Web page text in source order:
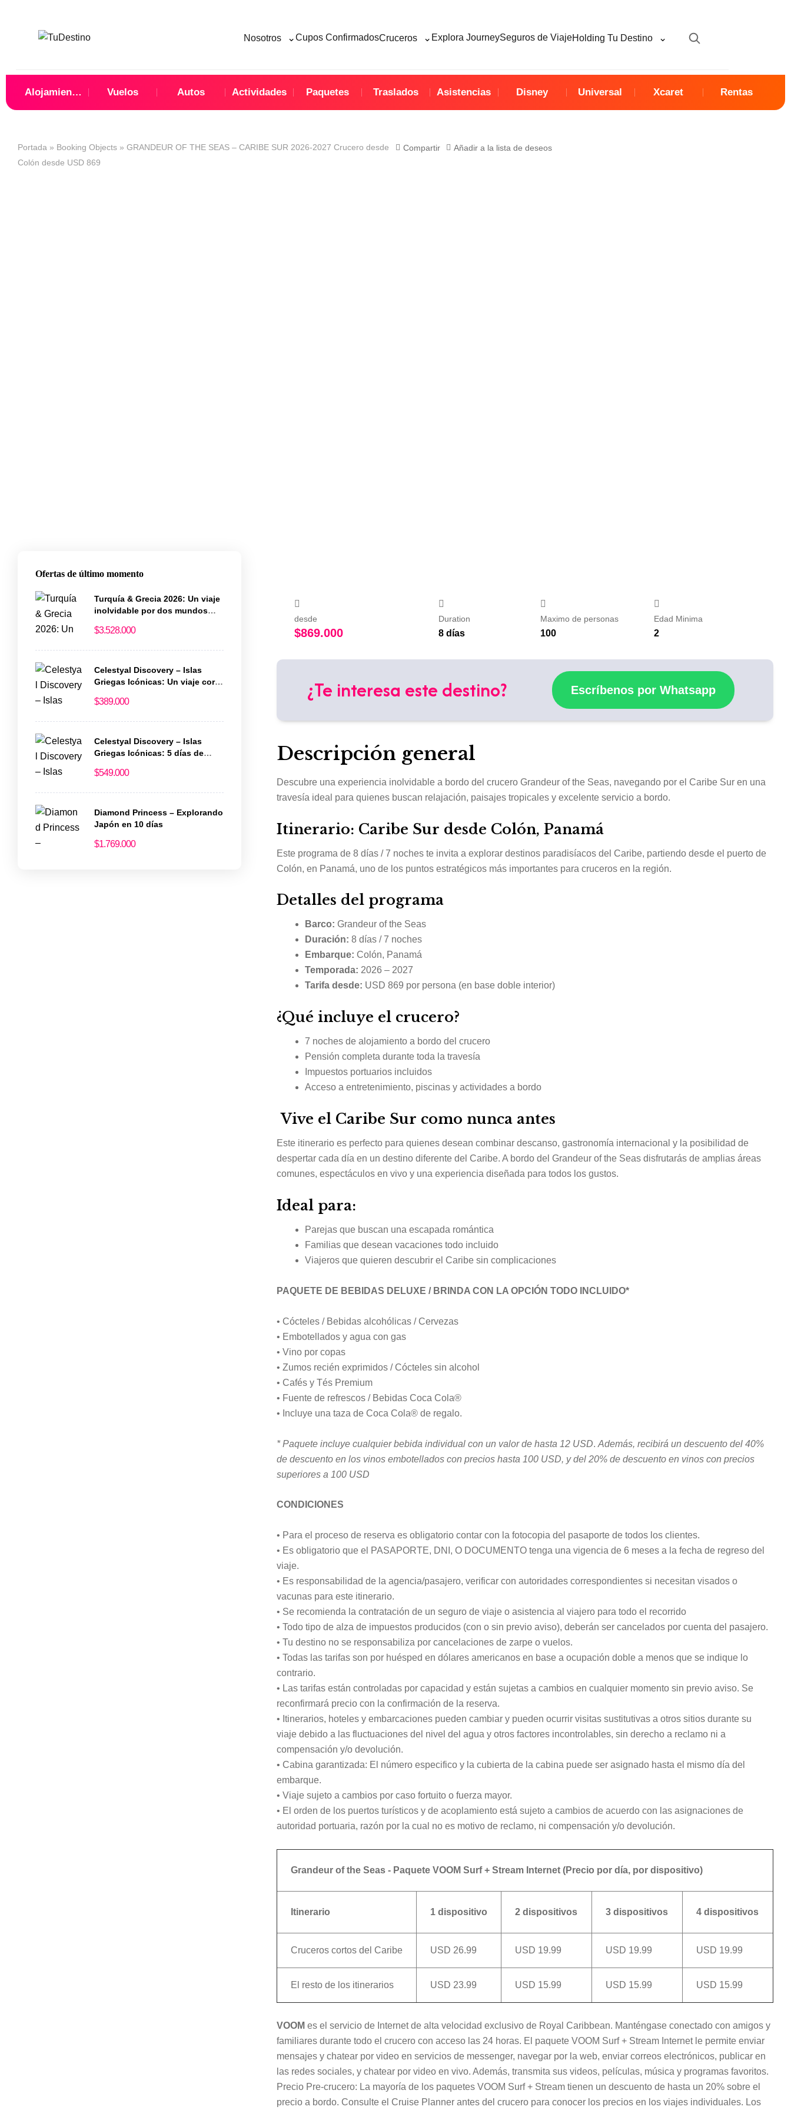
Nosotros ⌄Cupos ConfirmadosCruceros ⌄ Explora JourneySeguros de ViajeHolding Tu Destino ⌄
Alojamientos Vuelos Autos Actividades Paquetes Traslados Asistencias Disney Universal Xcaret Rentas
Portada » Booking Objects » GRANDEUR OF THE SEAS – CARIBE SUR 2026-2027 Crucero desde
Colón desde USD 869
Compartir Añadir a la lista de deseos
Ofertas de último momento
Turquía & Grecia 2026: Un viaje
inolvidable por dos mundos
$3.528.000
Celestyal Discovery – Islas
Griegas Icónicas: Un viaje corto
$389.000
Celestyal Discovery – Islas
Griegas Icónicas: 5 días de
$549.000
Diamond Princess – Explorando
Japón en 10 días
$1.769.000
desde
$869.000
Duration
8 días
Maximo de personas
100
Edad Minima
2
¿Te interesa este destino? Escríbenos por Whatsapp
Descripción general
Descubre una experiencia inolvidable a bordo del crucero Grandeur of the Seas, navegando por el Caribe Sur en una
travesía ideal para quienes buscan relajación, paisajes tropicales y excelente servicio a bordo.
Itinerario: Caribe Sur desde Colón, Panamá
Este programa de 8 días / 7 noches te invita a explorar destinos paradisíacos del Caribe, partiendo desde el puerto de
Colón, en Panamá, uno de los puntos estratégicos más importantes para cruceros en la región.
Detalles del programa
Barco: Grandeur of the Seas
Duración: 8 días / 7 noches
Embarque: Colón, Panamá
Temporada: 2026 – 2027
Tarifa desde: USD 869 por persona (en base doble interior)
¿Qué incluye el crucero?
7 noches de alojamiento a bordo del crucero
Pensión completa durante toda la travesía
Impuestos portuarios incluidos
Acceso a entretenimiento, piscinas y actividades a bordo
Vive el Caribe Sur como nunca antes
Este itinerario es perfecto para quienes desean combinar descanso, gastronomía internacional y la posibilidad de
despertar cada día en un destino diferente del Caribe. A bordo del Grandeur of the Seas disfrutarás de amplias áreas
comunes, espectáculos en vivo y una experiencia diseñada para todos los gustos.
Ideal para:
Parejas que buscan una escapada romántica
Familias que desean vacaciones todo incluido
Viajeros que quieren descubrir el Caribe sin complicaciones
PAQUETE DE BEBIDAS DELUXE / BRINDA CON LA OPCIÓN TODO INCLUIDO*
• Cócteles / Bebidas alcohólicas / Cervezas
• Embotellados y agua con gas
• Vino por copas
• Zumos recién exprimidos / Cócteles sin alcohol
• Cafés y Tés Premium
• Fuente de refrescos / Bebidas Coca Cola®
• Incluye una taza de Coca Cola® de regalo.
* Paquete incluye cualquier bebida individual con un valor de hasta 12 USD. Además, recibirá un descuento del 40%
de descuento en los vinos embotellados con precios hasta 100 USD, y del 20% de descuento en vinos con precios
superiores a 100 USD
CONDICIONES
• Para el proceso de reserva es obligatorio contar con la fotocopia del pasaporte de todos los clientes.
• Es obligatorio que el PASAPORTE, DNI, O DOCUMENTO tenga una vigencia de 6 meses a la fecha de regreso del
viaje.
• Es responsabilidad de la agencia/pasajero, verificar con autoridades correspondientes si necesitan visados o
vacunas para este itinerario.
• Se recomienda la contratación de un seguro de viaje o asistencia al viajero para todo el recorrido
• Todo tipo de alza de impuestos producidos (con o sin previo aviso), deberán ser cancelados por cuenta del pasajero.
• Tu destino no se responsabiliza por cancelaciones de zarpe o vuelos.
• Todas las tarifas son por huésped en dólares americanos en base a ocupación doble a menos que se indique lo
contrario.
• Las tarifas están controladas por capacidad y están sujetas a cambios en cualquier momento sin previo aviso. Se
reconfirmará precio con la confirmación de la reserva.
• Itinerarios, hoteles y embarcaciones pueden cambiar y pueden ocurrir visitas sustitutivas a otros sitios durante su
viaje debido a las fluctuaciones del nivel del agua y otros factores incontrolables, sin derecho a reclamo ni a
compensación y/o devolución.
• Cabina garantizada: El número especifico y la cubierta de la cabina puede ser asignado hasta el mismo día del
embarque.
• Viaje sujeto a cambios por caso fortuito o fuerza mayor.
• El orden de los puertos turísticos y de acoplamiento está sujeto a cambios de acuerdo con las asignaciones de
autoridad portuaria, razón por la cual no es motivo de reclamo, ni compensación y/o devolución.
Grandeur of the Seas - Paquete VOOM Surf + Stream Internet (Precio por día, por dispositivo)
Itinerario 1 dispositivo 2 dispositivos 3 dispositivos 4 dispositivos
Cruceros cortos del Caribe USD 26.99 USD 19.99 USD 19.99 USD 19.99
El resto de los itinerarios USD 23.99 USD 15.99 USD 15.99 USD 15.99
VOOM es el servicio de Internet de alta velocidad exclusivo de Royal Caribbean. Manténgase conectado con amigos y
familiares durante todo el crucero con acceso las 24 horas. El paquete VOOM Surf + Stream Internet le permite enviar
mensajes y chatear por video en servicios de messenger, navegar por la web, enviar correos electrónicos, publicar en
las redes sociales, y chatear por video en vivo. Además, transmita sus videos, películas, música y programas favoritos.
Precio Pre-crucero: La mayoría de los paquetes VOOM Surf + Stream tienen un descuento de hasta un 20% sobre el
precio a bordo. Consulte el Cruise Planner antes del crucero para conocer los precios en los viajes individuales. Los